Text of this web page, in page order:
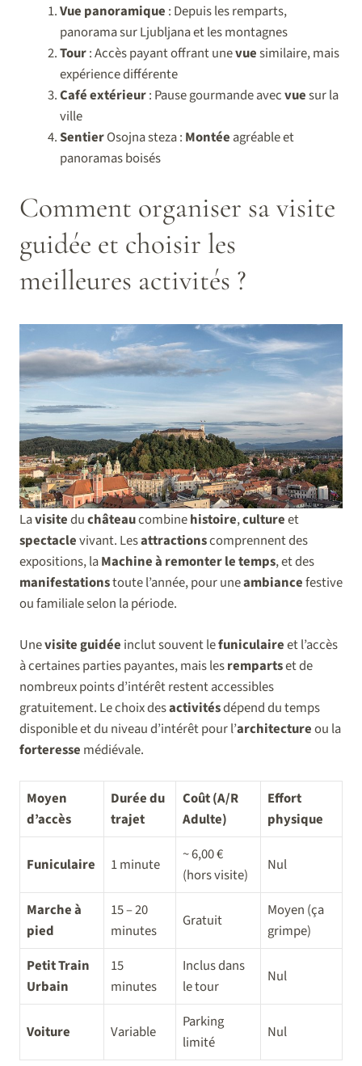
Vue panoramique : Depuis les remparts,
panorama sur Ljubljana et les montagnes
Tour: Accès payant offrant unevuesimilaire, mais
expérience différente
Café extérieur: Pause gourmande avecvuesur la
ville
SentierOsojna steza : Montée agréable et
panoramas boisés
Comment organiser sa visite
guidée et choisir les
meilleures activités ?
Lavisiteduchâteaucombinehistoire,cultureet
spectaclevivant. Lesattractionscomprennent des
expositions, laMachine à remonter le temps, et des
manifestationstoute l’année, pour uneambiancefestive
ou familiale selon la période.
Unevisite guidée inclut souvent lefuniculaireet l’accès
à certaines parties payantes, mais lesrempartset de
nombreux points d’intérêt restent accessibles
gratuitement. Le choix desactivitésdépend du temps
disponible et du niveau d’intérêt pour l’architectureou la
forteresse médiévale.
Moyen
d’accès
Durée du
trajet
Coût (A/R
Adulte)
Effort
physique
Funiculaire 1 minute
~ 6,00 €
(hors visite)
Nul
Marche à
pied
15 – 20
minutes
Gratuit
Moyen (ça
grimpe)
Petit Train
Urbain
15
minutes
Inclus dans
le tour
Nul
Voiture Variable
Parking
limité
Nul